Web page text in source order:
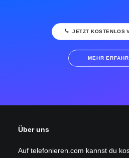
JETZT KOSTENLOS
MEHR
Über uns
Auf telefonieren.com kannst du